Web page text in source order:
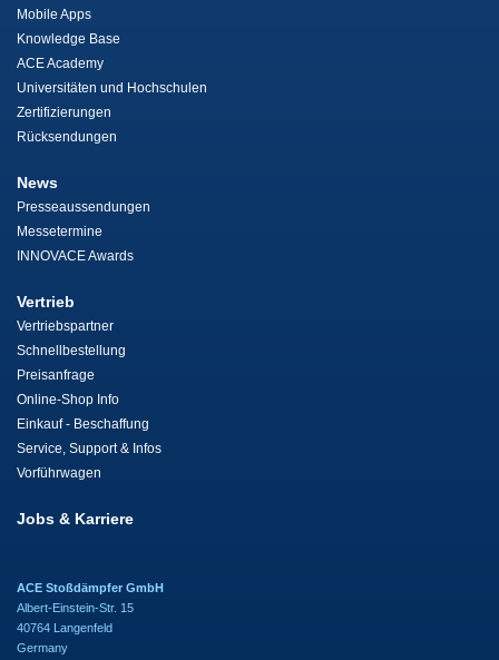
Mobile Apps
Knowledge Base
ACE Academy
Universitäten und Hochschulen
Zertifizierungen
Rücksendungen
News
Presseaussendungen
Messetermine
INNOVACE Awards
Vertrieb
Vertriebspartner
Schnellbestellung
Preisanfrage
Online-Shop Info
Einkauf - Beschaffung
Service, Support & Infos
Vorführwagen
Jobs & Karriere
ACE Stoßdämpfer GmbH
Albert-Einstein-Str. 15
40764 Langenfeld
Germany